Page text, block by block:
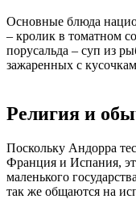
Основные блюда
– кролик в томатном
порусальда – суп из
зажаренных с
Религия и
Поскольку Андорра
Франция и Испания,
маленького
так же общаются на